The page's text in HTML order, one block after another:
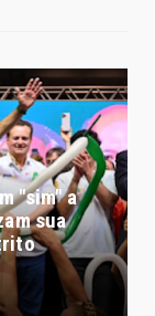
"sim" a
sua